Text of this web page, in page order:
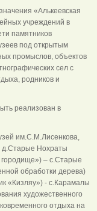
«Алькеевская
учреждений в
памятников
под открытым
промыслов, объектов
сел с
родников и
реализован в
им.С.М.Лисенкова,
д.Старые Нохраты
– с.Старые
обработки дерева)
«Кизляу») - с.Карамалы
художественного
отдыха на